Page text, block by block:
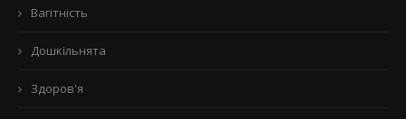
Вагітність
Дошкільнята
Здоров'я